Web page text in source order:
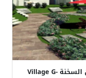
شالية للبيع 65م في قرية جي باي العين السخنة Village G-